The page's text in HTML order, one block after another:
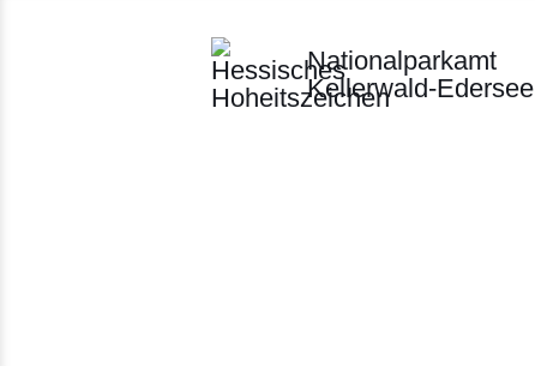
Nationalparkamt
Kellerwald-Edersee